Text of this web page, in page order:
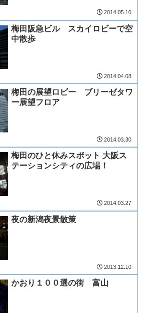
2014.05.10
梅田阪急ビル スカイロビーで空
中散歩
2014.04.08
梅田の展望ロビー ブリーゼタワ
ー展望フロア
2014.03.30
梅田のひと休みスポット 大阪ス
テーションシティの広場！
2014.03.27
夜の新潟夜景散策
2013.12.10
かおり１００選の街 富山